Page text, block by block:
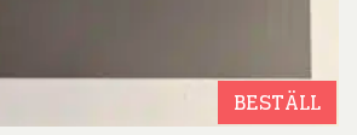
BESTÄLL